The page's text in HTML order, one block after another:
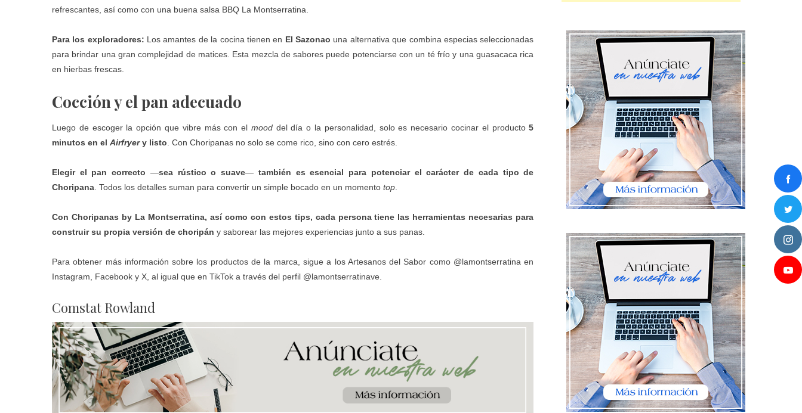
refrescantes, así como con una buena salsa BBQ La Montserratina.
Para los exploradores: Los amantes de la cocina tienen en El Sazonao una alternativa que combina especias seleccionadas
para brindar una gran complejidad de matices. Esta mezcla de sabores puede potenciarse con un té frío y una guasacaca rica
en hierbas frescas.
Cocción y el pan adecuado
Luego de escoger la opción que vibre más con el mooddel día o la personalidad, solo es necesario cocinar el producto5
minutos en el Airfryery listo . Con Choripanas no solo se come rico, sino con cero estrés.
Elegir el pan correcto —sea rústico o suave— también es esencial para potenciar el carácter de cada tipo de
Choripana . Todos los detalles suman para convertir un simple bocado en un momento top
Con Choripanas by La Montserratina, así como con estos tips, cada persona tiene las herramientas necesarias para
construir su propia versión de choripán y saborear las mejores experiencias junto a sus panas.
Para obtener más información sobre los productos de la marca, sigue a los Artesanos del Sabor como @lamontserratina en
Instagram, Facebook y X, al igual que en TikTok a través del perfil @lamontserratinave.
Comstat Rowland